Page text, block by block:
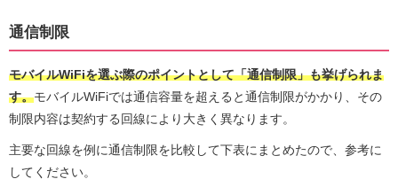
通信制限
モバイルWiFiを選ぶ際のポイントとして「通信制限」も挙げられま
す。モバイルWiFiでは通信容量を超えると通信制限がかかり、その
制限内容は契約する回線により大きく異なります。
主要な回線を例に通信制限を比較して下表にまとめたので、参考に
してください。